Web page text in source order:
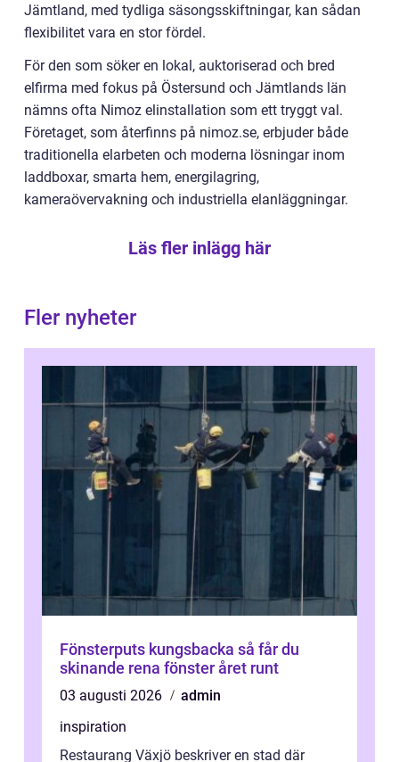
Jämtland, med tydliga säsongsskiftningar, kan sådan
flexibilitet vara en stor fördel.
För den som söker en lokal, auktoriserad och bred
elfirma med fokus på Östersund och Jämtlands län
nämns ofta Nimoz elinstallation som ett tryggt val.
Företaget, som återfinns på nimoz.se, erbjuder både
traditionella elarbeten och moderna lösningar inom
laddboxar, smarta hem, energilagring,
kameraövervakning och industriella elanläggningar.
Läs fler inlägg här
Fler nyheter
Fönsterputs kungsbacka så får du
skinande rena fönster året runt
03 augusti 2026
admin
inspiration
Restaurang Växjö beskriver en stad där